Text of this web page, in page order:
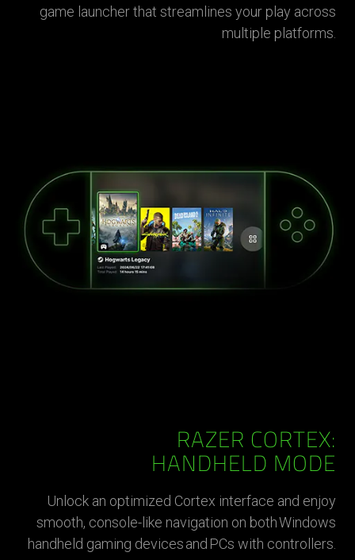
game launcher that streamlines your play across
multiple platforms.
RAZER CORTEX:
HANDHELD MODE
Unlock an optimized Cortex interface and enjoy
smooth, console-like navigation on both Windows
handheld gaming devices and PCs with controllers.